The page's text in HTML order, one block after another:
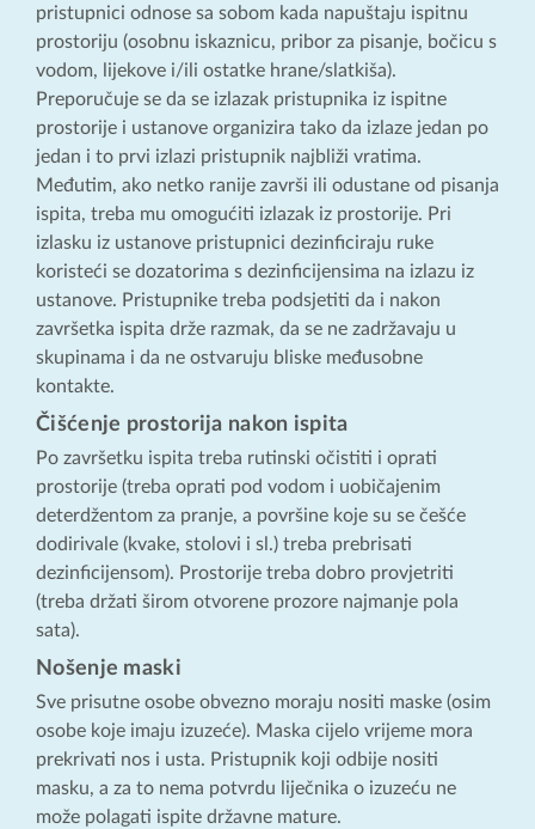
pristupnici odnose sa sobom kada napuštaju ispitnu
prostoriju (osobnu iskaznicu, pribor za pisanje, bočicu s
vodom, lijekove i/ili ostatke hrane/slatkiša).
Preporučuje se da se izlazak pristupnika iz ispitne
prostorije i ustanove organizira tako da izlaze jedan po
jedan i to prvi izlazi pristupnik najbliži vratima.
Međutim, ako netko ranije završi ili odustane od pisanja
ispita, treba mu omogućiti izlazak iz prostorije. Pri
izlasku iz ustanove pristupnici dezinficiraju ruke
koristeći se dozatorima s dezinficijensima na izlazu iz
ustanove. Pristupnike treba podsjetiti da i nakon
završetka ispita drže razmak, da se ne zadržavaju u
skupinama i da ne ostvaruju bliske međusobne
kontakte.
Čišćenje prostorija nakon ispita
Po završetku ispita treba rutinski očistiti i oprati
prostorije (treba oprati pod vodom i uobičajenim
deterdžentom za pranje, a površine koje su se češće
dodirivale (kvake, stolovi i sl.) treba prebrisati
dezinficijensom). Prostorije treba dobro provjetriti
(treba držati širom otvorene prozore najmanje pola
sata).
Nošenje maski
Sve prisutne osobe obvezno moraju nositi maske (osim
osobe koje imaju izuzeće). Maska cijelo vrijeme mora
prekrivati nos i usta. Pristupnik koji odbije nositi
masku, a za to nema potvrdu liječnika o izuzeću ne
može polagati ispite državne mature.